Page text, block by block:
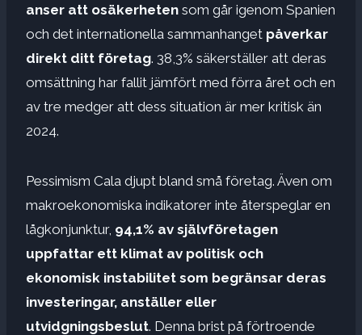
anser att osäkerheten som går igenom Spanien
och det internationella sammanhanget påverkar
direkt ditt företag. 38,3% säkerställer att deras
omsättning har fallit jämfört med förra året och en
av tre medger att dess situation är mer kritisk än
2024.
Pessimism Cala djupt bland små företag. Även om
makroekonomiska indikatorer inte återspeglar en
lågkonjunktur, 94,1% av självföretagen
uppfattar ett klimat av politisk och
ekonomisk instabilitet som begränsar deras
investeringar, anställer eller
utvidgningsbeslut. Denna brist på förtroende